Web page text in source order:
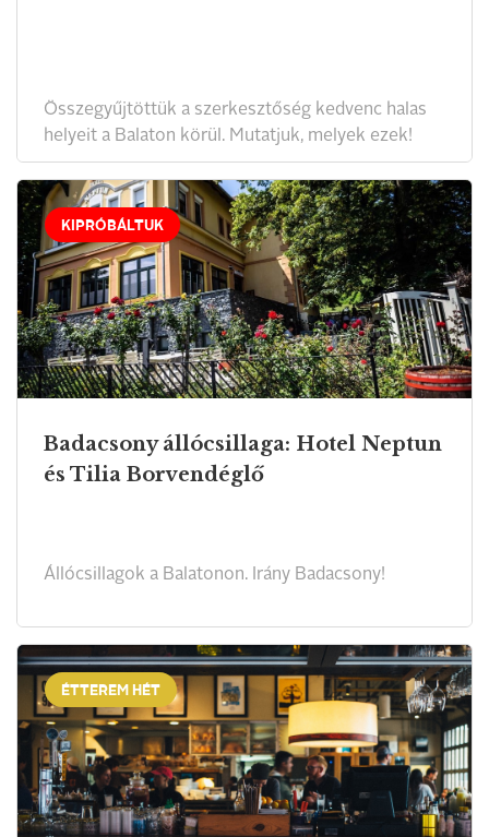
Összegyűjtöttük a szerkesztőség kedvenc halas
helyeit a Balaton körül. Mutatjuk, melyek ezek!
KIPRÓBÁLTUK
Badacsony állócsillaga: Hotel Neptun
és Tilia Borvendéglő
Állócsillagok a Balatonon. Irány Badacsony!
ÉTTEREM HÉT